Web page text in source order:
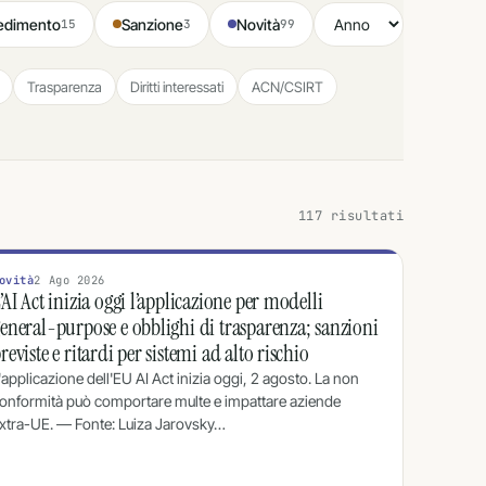
15 Sanzione3 Novità99
Trasparenza Diritti interessati ACN/CSIRT
117 risultati
2 Ago 2026
Act inizia oggi l’applicazione per modelli
purpose e obblighi di trasparenza; sanzioni
e ritardi per sistemi ad alto rischio
dell'EU AI Act inizia oggi, 2 agosto. La non
può comportare multe e impattare aziende
UE. — Fonte: Luiza Jarovsky…